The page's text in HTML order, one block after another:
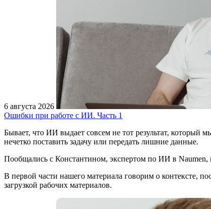
6 августа 2026
Ошибки при работе с ИИ. Часть 1
Бывает, что ИИ выдает совсем не тот результат, который
нечетко поставить задачу или передать лишние данные.
Пообщались с Константином, экспертом по ИИ в Naumen,
В первой части нашего материала говорим о контексте,
загрузкой рабочих материалов.